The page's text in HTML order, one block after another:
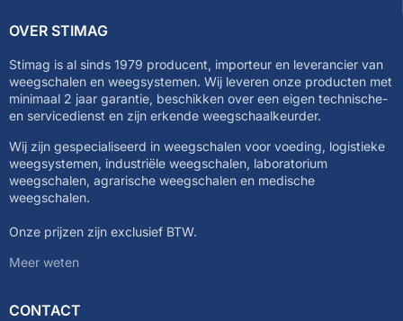
OVER STIMAG
Stimag is al sinds 1979 producent, importeur en leverancier van
weegschalen en weegsystemen. Wij leveren onze producten met
minimaal 2 jaar garantie, beschikken over een eigen technische-
en servicedienst en zijn erkende weegschaalkeurder.
Wij zijn gespecialiseerd in weegschalen voor voeding, logistieke
weegsystemen, industriële weegschalen, laboratorium
weegschalen, agrarische weegschalen en medische
weegschalen.
Onze prijzen zijn exclusief BTW.
Meer weten
CONTACT